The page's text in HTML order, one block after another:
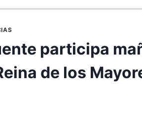
participa
de los